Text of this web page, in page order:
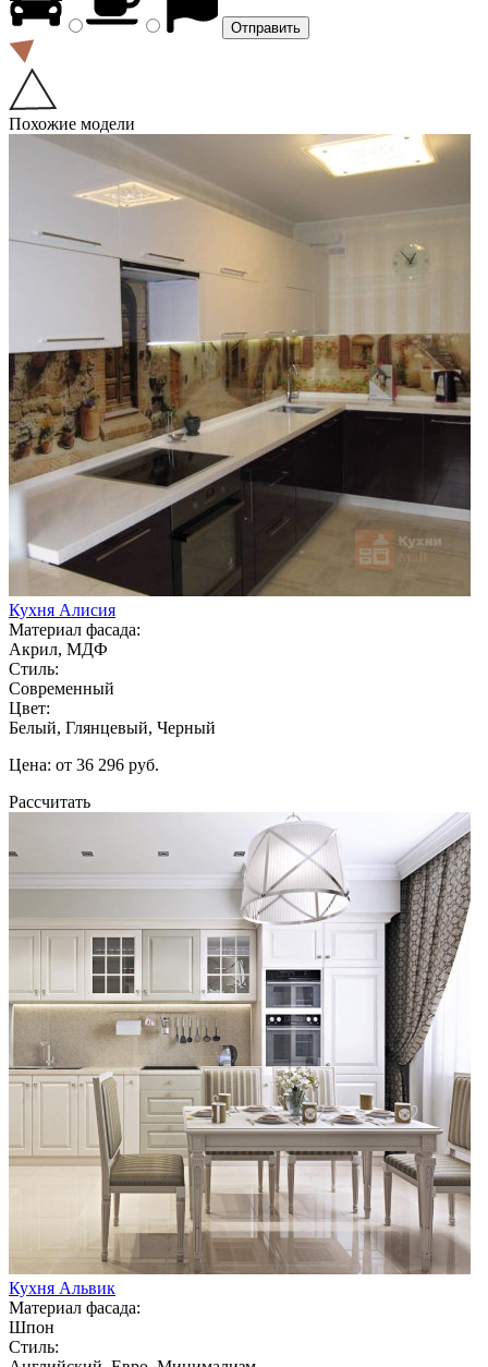
Похожие модели
Кухня Алисия
Материал фасада:
Акрил, МДФ
Стиль:
Современный
Цвет:
Белый, Глянцевый, Черный
Цена: от 36 296 руб.
Рассчитать
Кухня Альвик
Материал фасада:
Шпон
Стиль: